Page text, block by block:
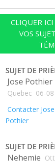
CLIQUER
VOS
SUJET DE
Jose Pothier
Quebec 06-
Contacter Jose
Pothier
SUJET DE
Nehemie